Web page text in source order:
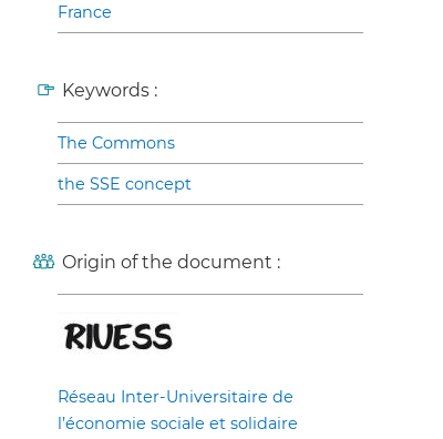
France
Keywords :
The Commons
the SSE concept
Origin of the document :
Réseau Inter-Universitaire de
l’économie sociale et solidaire